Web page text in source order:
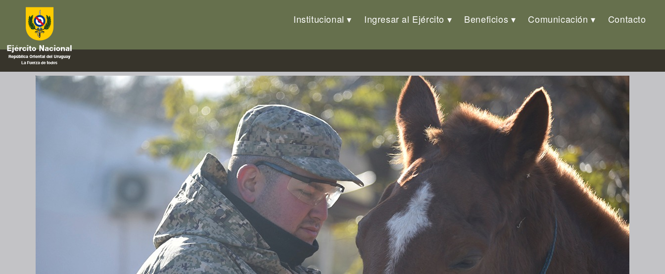
Institucional Ingresar al Ejército Beneficios Comunicación Contacto
parasitos
Nueva edición del Curso de Herrador